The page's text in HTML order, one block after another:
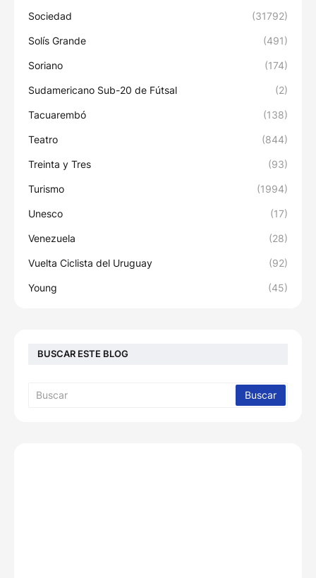
Sociedad (31792)
Solís Grande (491)
Soriano (174)
Sudamericano Sub-20 de Fútsal (2)
Tacuarembó (138)
Teatro (844)
Treinta y Tres (93)
Turismo (1994)
Unesco (17)
Venezuela (28)
Vuelta Ciclista del Uruguay (92)
Young (45)
BUSCAR ESTE BLOG